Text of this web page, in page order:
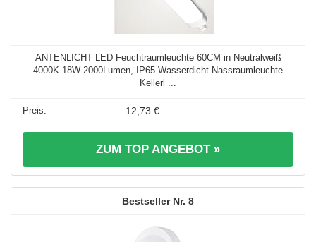
ANTENLICHT LED Feuchtraumleuchte 60CM in Neutralweiß
4000K 18W 2000Lumen, IP65 Wasserdicht Nassraumleuchte
Kellerl ...
12,73 €
ZUM TOP ANGEBOT »
8